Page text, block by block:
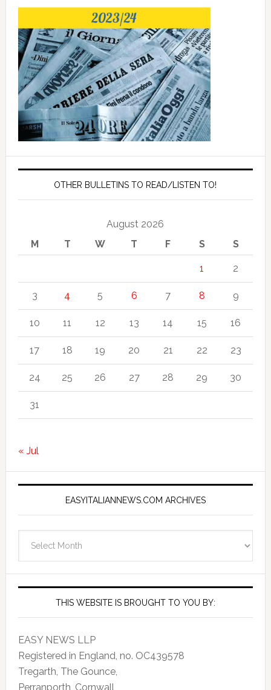
OTHER BULLETINS TO READ/LISTEN TO!
August 2026
M
T W T F S S
1 2
3 4 5 6 7 8 9
10 11 12 13 14 15 16
17 18 19 20 21 22 23
24 25 26 27 28 29 30
31
« Jul
EASYITALIANNEWS.COM ARCHIVES
Archives
THIS WEBSITE IS BROUGHT TO YOU BY:
EASY NEWS LLP
Registered in England, no. OC439578
Tregarth, The Gounce,
Perranporth, Cornwall